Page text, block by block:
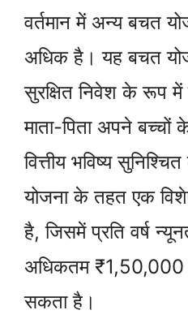
वर्तमान में अन्य बचत
अधिक है। यह बचत
सुरक्षित निवेश के रूप में
माता-पिता अपने बच्चों
वित्तीय भविष्य
योजना के तहत एक
है, जिसमें प्रति वर्ष
अधिकतम ₹1,50,000
सकता है।